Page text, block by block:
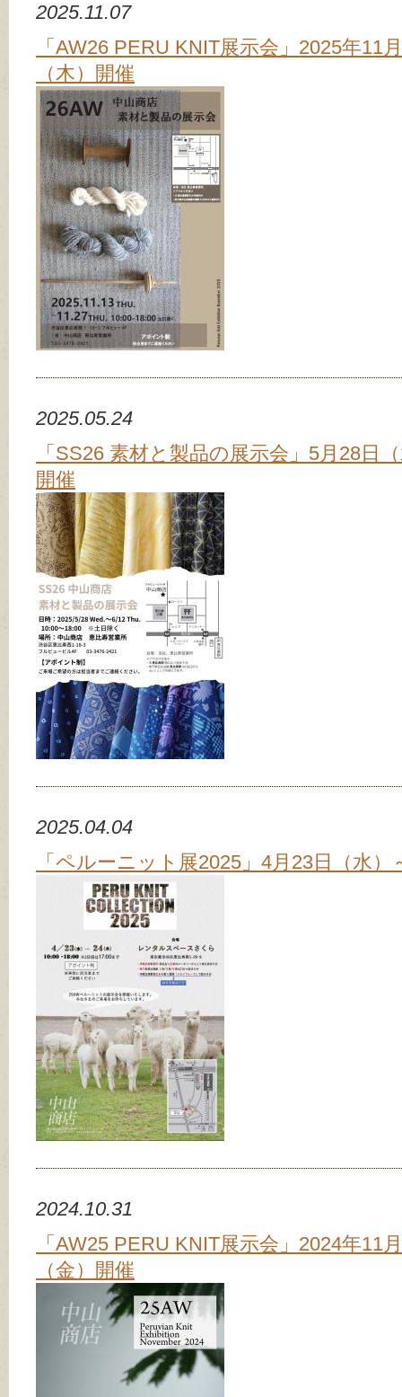
2025.11.07
「AW26 PERU KNIT展示会」2025年11
（木）開催
2025.05.24
「SS26 素材と製品の展示会」5月28日
開催
2025.04.04
「ペルーニット展2025」4月23日（水）
2024.10.31
「AW25 PERU KNIT展示会」2024年11
（金）開催